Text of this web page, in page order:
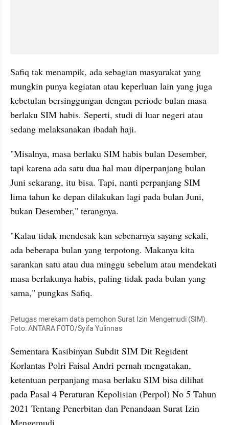
Safiq tak menampik, ada sebagian masyarakat yang
mungkin punya kegiatan atau keperluan lain yang juga
kebetulan bersinggungan dengan periode bulan masa
berlaku SIM habis. Seperti, studi di luar negeri atau
sedang melaksanakan ibadah haji.
"Misalnya, masa berlaku SIM habis bulan Desember,
tapi karena ada satu dua hal mau diperpanjang bulan
Juni sekarang, itu bisa. Tapi, nanti perpanjang SIM
lima tahun ke depan dilakukan lagi pada bulan Juni,
bukan Desember," terangnya.
"Kalau tidak mendesak kan sebenarnya sayang sekali,
ada beberapa bulan yang terpotong. Makanya kita
sarankan satu atau dua minggu sebelum atau mendekati
masa berlakunya habis, paling tidak pada bulan yang
sama," pungkas Safiq.
Petugas merekam data pemohon Surat Izin Mengemudi (SIM).
Foto: ANTARA FOTO/Syifa Yulinnas
Sementara Kasibinyan Subdit SIM Dit Regident
Korlantas Polri Faisal Andri pernah mengatakan,
ketentuan perpanjang masa berlaku SIM bisa dilihat
pada Pasal 4 Peraturan Kepolisian (Perpol) No 5 Tahun
2021 Tentang Penerbitan dan Penandaan Surat Izin
Mengemudi.